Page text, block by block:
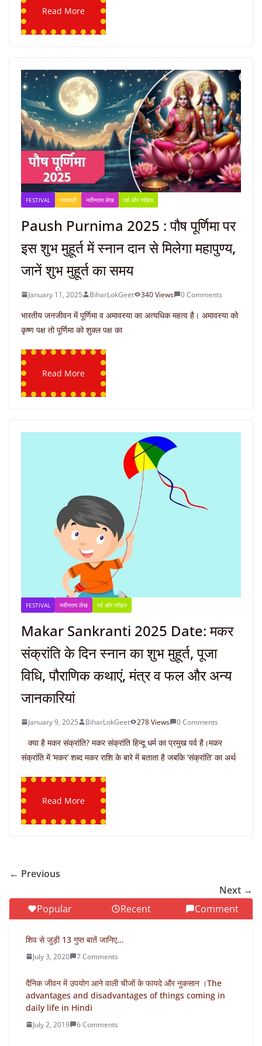
Read More
FESTIVAL नवरात्री नवीनतम लेख पर्व और त्यौहार
Paush Purnima 2025 : पौष पूर्णिमा पर
इस शुभ मुहूर्त में स्नान दान से मिलेगा महापुण्य,
जानें शुभ मुहूर्त का समय
January 11, 2025 BiharLokGeet 340 Views 0 Comments
भारतीय जनजीवन में पूर्णिमा व अमावस्या का अत्यधिक महत्व है। अमावस्या को
कृष्ण पक्ष तो पूर्णिमा को शुक्ल पक्ष का
Read More
FESTIVAL नवीनतम लेख पर्व और त्यौहार
Makar Sankranti 2025 Date: मकर
संक्रांति के दिन स्नान का शुभ मुहूर्त, पूजा
विधि, पौराणिक कथाएं, मंत्र व फल और अन्य
जानकारियां
January 9, 2025 BiharLokGeet 278 Views 0 Comments
क्या है मकर संक्रांति? मकर संक्रांति हिन्दू धर्म का प्रमुख पर्व है।मकर
संक्रांति में ‘मकर’ शब्द मकर राशि के बारे में बताता है जबकि ‘संक्रांति’ का अर्थ
Read More
← Previous
Next →
Popular
Recent Comment
शिव से जुड़ी 13 गुप्त बातें जानिए…
July 3, 2020 7 Comments
दैनिक जीवन में उपयोग आने वाली चीजों के फायदे और नुकसान ।The
advantages and disadvantages of things coming in
daily life in Hindi
July 2, 2019 6 Comments